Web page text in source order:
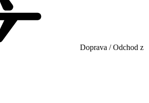
Doprava / Odchod z